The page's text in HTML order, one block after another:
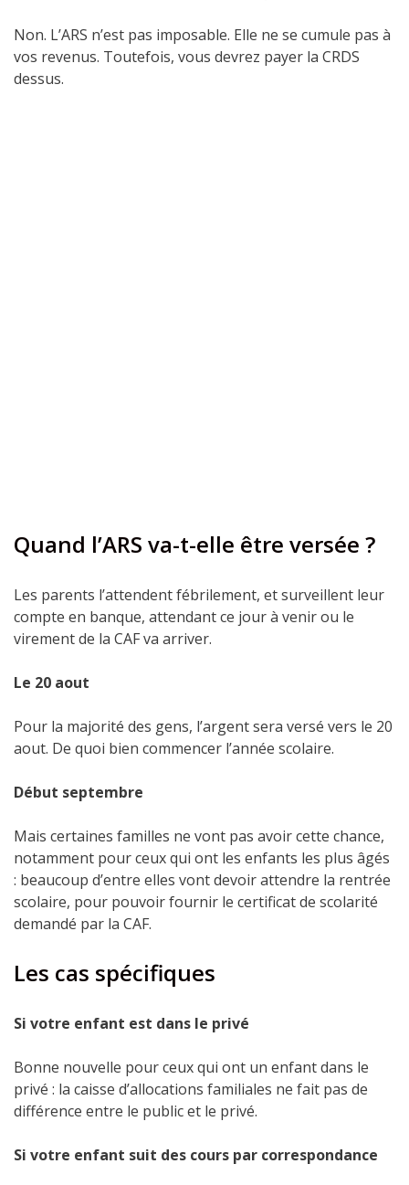
Non. L’ARS n’est pas imposable. Elle ne se cumule pas à
vos revenus. Toutefois, vous devrez payer la CRDS
dessus.
Quand l’ARS va-t-elle être versée ?
Les parents l’attendent fébrilement, et surveillent leur
compte en banque, attendant ce jour à venir ou le
virement de la CAF va arriver.
Le 20 aout
Pour la majorité des gens, l’argent sera versé vers le 20
aout. De quoi bien commencer l’année scolaire.
Début septembre
Mais certaines familles ne vont pas avoir cette chance,
notamment pour ceux qui ont les enfants les plus âgés
: beaucoup d’entre elles vont devoir attendre la rentrée
scolaire, pour pouvoir fournir le certificat de scolarité
demandé par la CAF.
Les cas spécifiques
Si votre enfant est dans le privé
Bonne nouvelle pour ceux qui ont un enfant dans le
privé : la caisse d’allocations familiales ne fait pas de
différence entre le public et le privé.
Si votre enfant suit des cours par correspondance